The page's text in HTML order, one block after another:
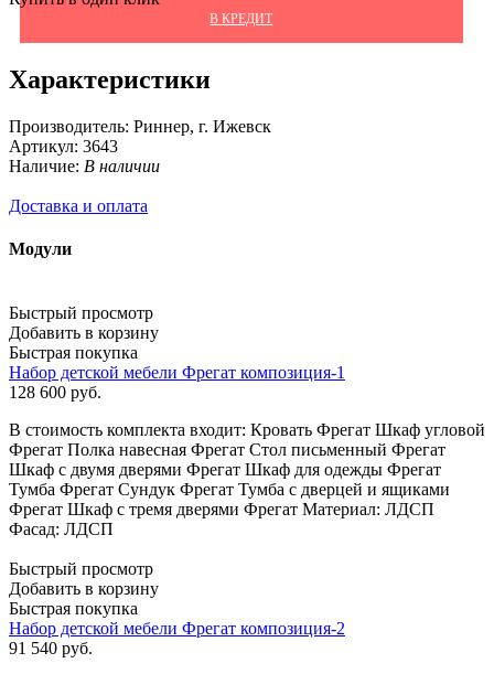
В КРЕДИТ
Характеристики
Производитель: Риннер, г. Ижевск
Артикул: 3643
Наличие: В наличии
Доставка и оплата
Модули
Быстрый просмотр
Добавить в корзину
Быстрая покупка
Набор детской мебели Фрегат композиция-1
128 600 руб.
В стоимость комплекта входит: Кровать Фрегат Шкаф угловой
Фрегат Полка навесная Фрегат Стол письменный Фрегат
Шкаф с двумя дверями Фрегат Шкаф для одежды Фрегат
Тумба Фрегат Сундук Фрегат Тумба с дверцей и ящиками
Фрегат Шкаф с тремя дверями Фрегат Материал: ЛДСП
Фасад: ЛДСП
Быстрый просмотр
Добавить в корзину
Быстрая покупка
Набор детской мебели Фрегат композиция-2
91 540 руб.